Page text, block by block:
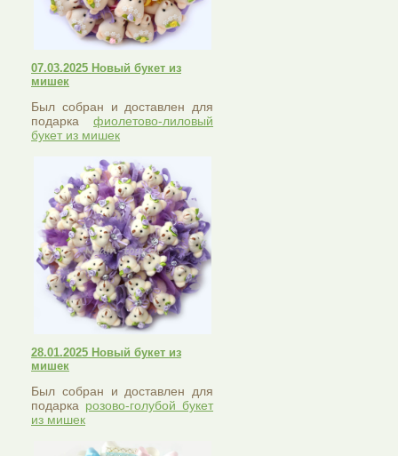
07.03.2025 Новый букет из
мишек
Был собран и доставлен для
подарка фиолетово-лиловый
букет из мишек
28.01.2025 Новый букет из
мишек
Был собран и доставлен для
подарка розово-голубой букет
из мишек